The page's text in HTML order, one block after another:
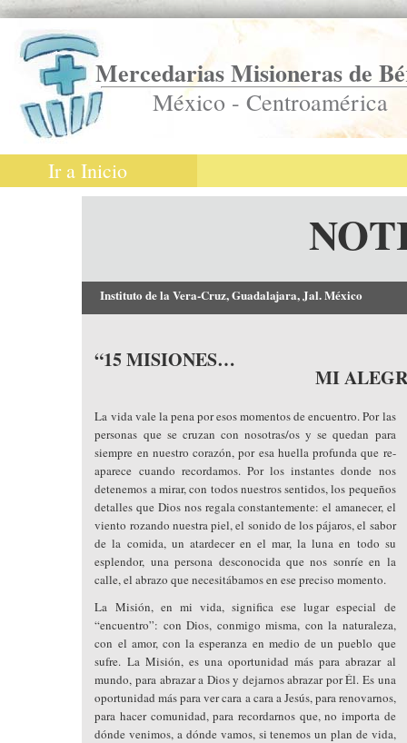
Mercedarias Misioneras de
México - Centroamérica
Ir a Inicio
Instituto de la Vera-Cruz, Guadalajara, Jal. México
“15 MISIONES…
MI
La vida vale la pena por esos momentos de encuentro. Por las
personas que se cruzan con nosotras/os y se quedan para
siempre en nuestro corazón, por esa huella profunda que re-
aparece cuando recordamos. Por los instantes donde nos
detenemos a mirar, con todos nuestros sentidos, los pequeños
detalles que Dios nos regala constantemente: el amanecer, el
viento rozando nuestra piel, el sonido de los pájaros, el sabor
de la comida, un atardecer en el mar, la luna en todo su
esplendor, una persona desconocida que nos sonríe en la
calle, el abrazo que necesitábamos en ese preciso momento.
La Misión, en mi vida, significa ese lugar especial de
“encuentro”: con Dios, conmigo misma, con la naturaleza,
con el amor, con la esperanza en medio de un pueblo que
sufre. La Misión, es una oportunidad más para abrazar al
mundo, para abrazar a Dios y dejarnos abrazar por Él. Es una
oportunidad más para ver cara a cara a Jesús, para renovarnos,
para hacer comunidad, para recordarnos que, no importa de
dónde venimos, a dónde vamos, si tenemos un plan de vida,